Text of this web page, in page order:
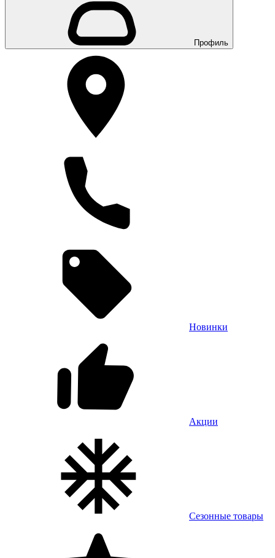
Профиль
Новинки
Акции
Сезонные товары